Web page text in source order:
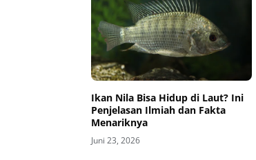
Ikan Nila Bisa Hidup di Laut? Ini
Penjelasan Ilmiah dan Fakta
Menariknya
Juni 23, 2026